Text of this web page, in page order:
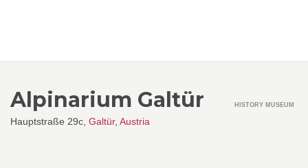
Alpinarium Galtür
Hauptstraße 29c, Galtür, Austria
HISTORY MUSEUM